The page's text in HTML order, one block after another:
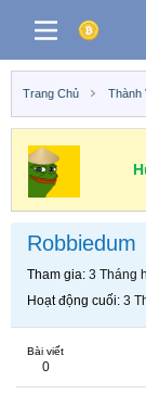
Trang Chủ Thành
Robbiedum
Tham gia 3 Tháng
Hoạt động cuối 3
Bài viết
0